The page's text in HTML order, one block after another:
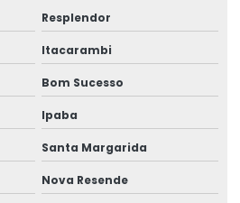
Negócios
Comércio
Resplendor
Itacarambi
Bom Sucesso
Ipaba
Santa Margarida
Nova Resende